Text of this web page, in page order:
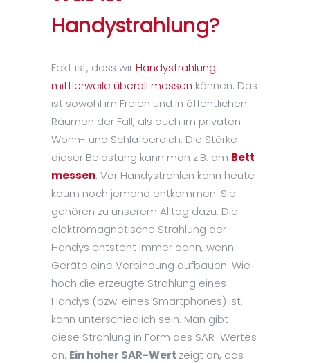
Handystrahlung?
Fakt ist, dass wirHandystrahlung
mittlerweile überall messen können. Das
ist sowohl im Freien und in öffentlichen
Räumen der Fall, als auch im privaten
Wohn- und Schlafbereich. Die Stärke
dieser Belastung kann man z.B. am Bett
messen. Vor Handystrahlen kann heute
kaum noch jemand entkommen. Sie
gehören zu unserem Alltag dazu. Die
elektromagnetische Strahlung der
Handys entsteht immer dann, wenn
Geräte eine Verbindung aufbauen. Wie
hoch die erzeugte Strahlung eines
Handys (bzw. eines Smartphones) ist,
kann unterschiedlich sein. Man gibt
diese Strahlung in Form des SAR-Wertes
an. Ein hoher SAR-Wert zeigt an, das